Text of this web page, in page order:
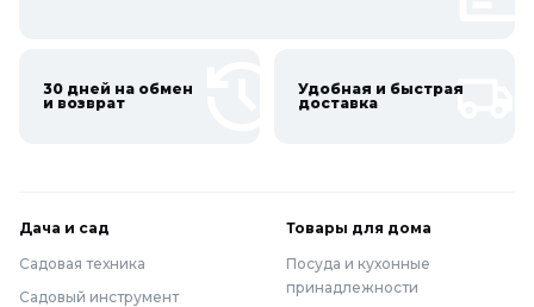
30 дней на обмен
и возврат
Удобная и быстрая
доставка
Дача и сад
Садовая техника
Садовый инструмент
Товары для дома
Посуда и кухонные
принадлежности